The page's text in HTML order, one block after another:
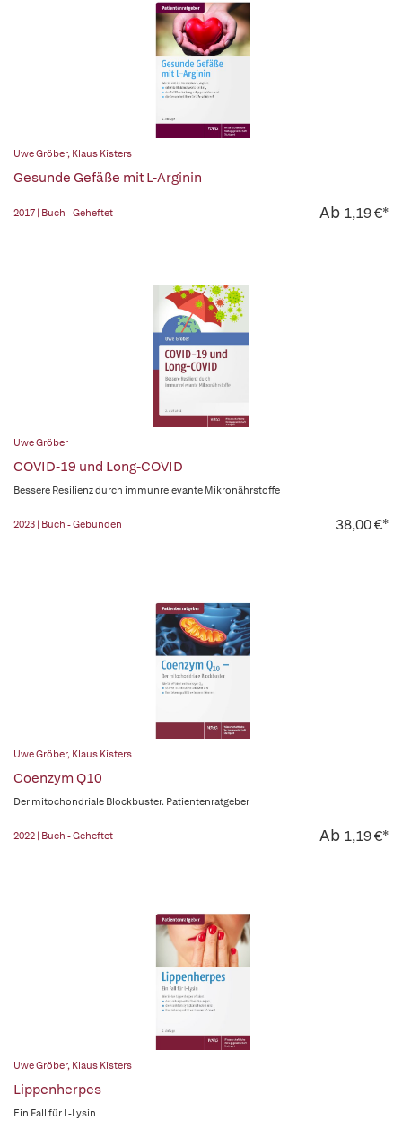
Uwe Gröber, Klaus Kisters
Gesunde Gefäße mit L-Arginin
2017 | Buch - Geheftet Ab 1,19 €*
Uwe Gröber
COVID-19 und Long-COVID
Bessere Resilienz durch immunrelevante Mikronährstoffe
2023 | Buch - Gebunden 38,00 €*
Uwe Gröber, Klaus Kisters
Coenzym Q10
Der mitochondriale Blockbuster. Patientenratgeber
2022 | Buch - Geheftet Ab 1,19 €*
Uwe Gröber, Klaus Kisters
Lippenherpes
Ein Fall für L-Lysin